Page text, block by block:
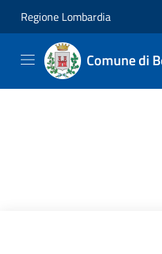
Regione Lombardia
Comune di